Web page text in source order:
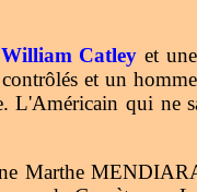
William Catley et
et un
qui ne
Marthe